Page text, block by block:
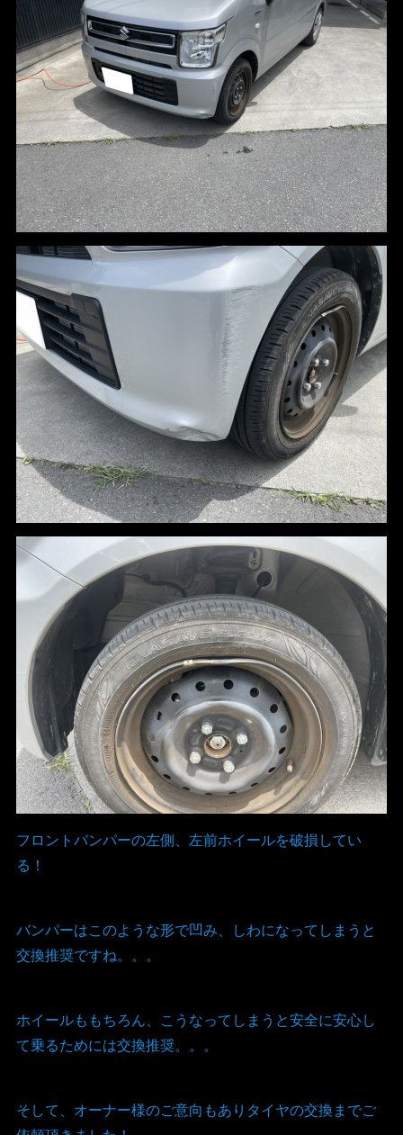
フロントバンパーの左側、左前ホイールを破損してい
る！
バンパーはこのような形で凹み、しわになってしまうと
交換推奨ですね。。。
ホイールももちろん、こうなってしまうと安全に安心し
て乗るためには交換推奨。。。
そして、オーナー様のご意向もありタイヤの交換までご